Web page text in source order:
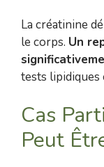
La créatinine
le corps. Un
tests lipidiques
Cas
Peut